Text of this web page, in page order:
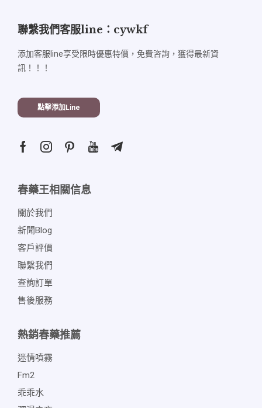
聯繫我們客服line：cywkf
添加客服line享受限時優惠特價，免費咨詢，獲得最新資
訊！！！
點擊添加line
春藥王相關信息
關於我們
新聞blog
客戶評價
聯繫我們
查詢訂單
售後服務
熱銷春藥推薦
迷情噴霧
Fm2
乖乖水